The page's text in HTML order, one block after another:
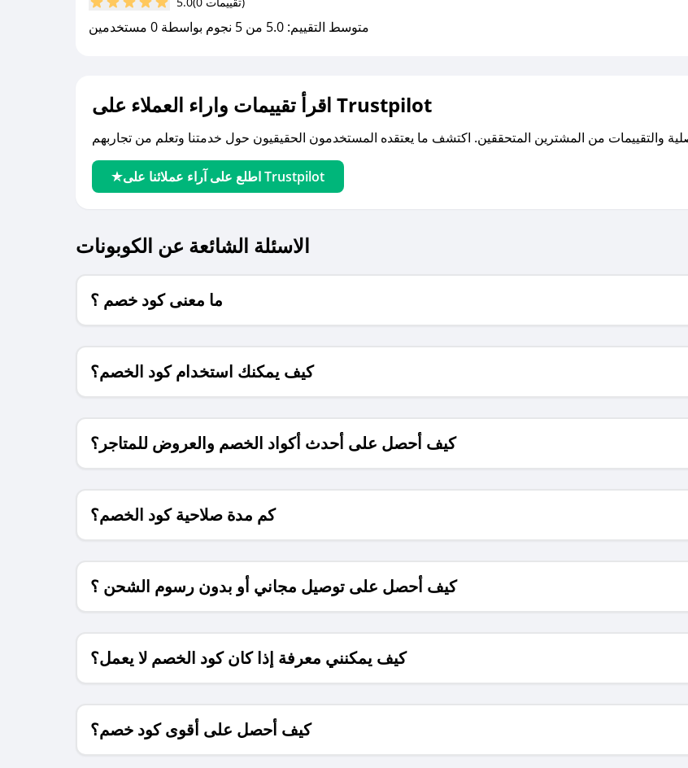
متوسط التقييم: 5.0 من 5 نجوم بواسطة 0 مستخدمين
اقرأ تقييمات واراء العملاء على Trustpilot
اطلع على آراء عملائنا على Trustpilot
الاسئلة الشائعة عن الكوبونات
ما معنى كود خصم ؟
كيف يمكنك استخدام كود الخصم؟
كيف أحصل على أحدث أكواد الخصم والعروض للمتاجر؟
كم مدة صلاحية كود الخصم؟
كيف أحصل على توصيل مجاني أو بدون رسوم الشحن ؟
كيف يمكنني معرفة إذا كان كود الخصم لا يعمل؟
كيف أحصل على أقوى كود خصم؟